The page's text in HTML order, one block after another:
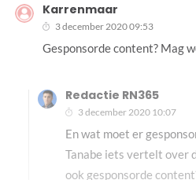
Karrenmaar
3 december 2020 09:53
Gesponsorde content? Mag
Redactie RN365
3 december 2020 10:07
En wat moet er
Tanabe iets vertelt over
ook gesponsorde